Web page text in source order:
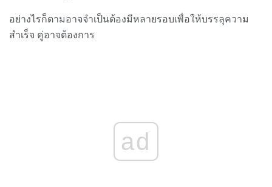
อย่างไรก็ตามอาจจำเป็นต้องมีหลายรอบเพื่อให้บรรลุความ
สำเร็จ คู่อาจต้องการ
ad